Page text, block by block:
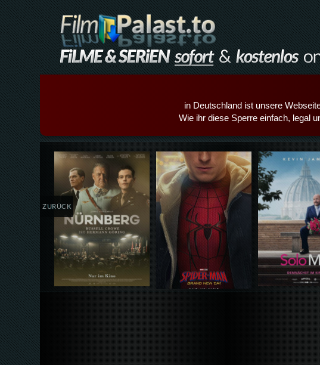
in Deutschland ist unsere
Wie ihr diese Sperre einfach, legal
Details,Play Details,Play Details,Play
ZURÜCK